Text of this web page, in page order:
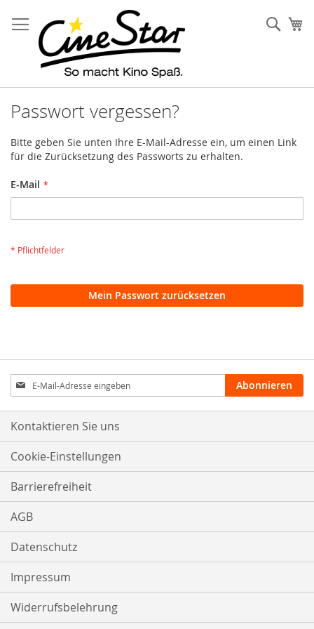
zum
Inhalt
Passwort vergessen?
Bitte geben Sie unten Ihre E-Mail-Adresse ein, um einen Link
für die Zurücksetzung des Passworts zu erhalten.
E-Mail
Mein Passwort zurücksetzen
Anmeldung
zum
Newsletter:
Abonnieren
Kontaktieren Sie uns
Cookie-Einstellungen
Barrierefreiheit
AGB
Datenschutz
Impressum
Widerrufsbelehrung